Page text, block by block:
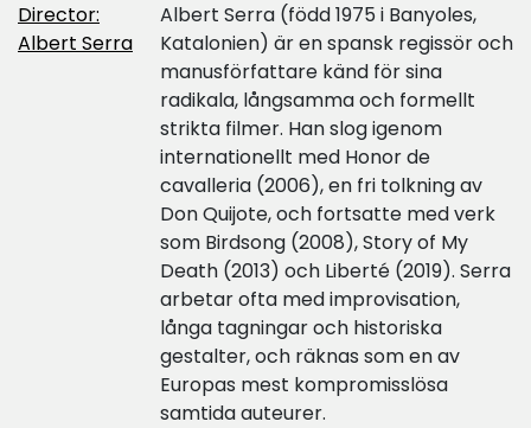
Director:
Albert Serra
Albert Serra (född 1975 i Banyoles,
Katalonien) är en spansk regissör och
manusförfattare känd för sina
radikala, långsamma och formellt
strikta filmer. Han slog igenom
internationellt med Honor de
cavalleria (2006), en fri tolkning av
Don Quijote, och fortsatte med verk
som Birdsong (2008), Story of My
Death (2013) och Liberté (2019). Serra
arbetar ofta med improvisation,
långa tagningar och historiska
gestalter, och räknas som en av
Europas mest kompromisslösa
samtida auteurer.